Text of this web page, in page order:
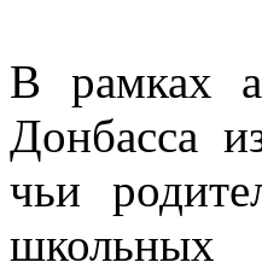
В рамках
Донбасса
чьи
школьных